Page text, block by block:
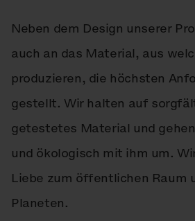
Neben dem Design unserer
auch an das Material, aus
produzieren, die höchsten
gestellt. Wir halten auf
getestetes Material und
und ökologisch mit ihm um.
Liebe zum öffentlichen Raum
Planeten.